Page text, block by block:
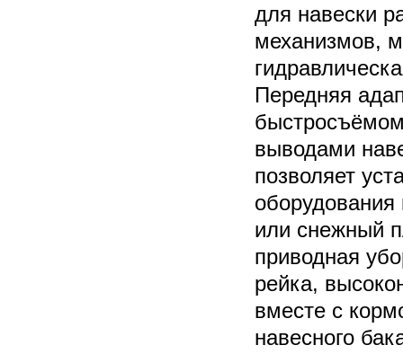
для навески
механизмов,
Передняя
выводами
позволяет
оборудования
или снежный
приводная
рейка,
вместе с
навесного